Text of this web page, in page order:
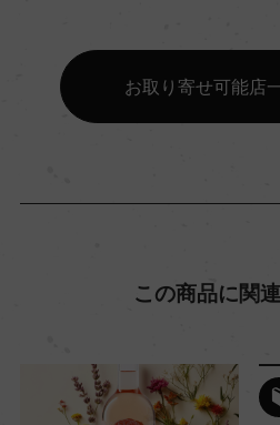
有機JAS認証
(NV)ジャパン ワインチャン
海外ワイン専門誌評価歴
Wine Advocate 獲得点
お取り寄せ可能店
この商品に関